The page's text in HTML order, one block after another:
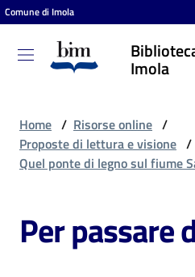
Vai al contenuto
Vai alla navigazione
Vai al footer
Comune di Imola
Imola
Biblioteca
comunale
Cosa
Home / Risorse online /
Proposte di lettura e visione /
Quel ponte di legno sul fiume
Per passare